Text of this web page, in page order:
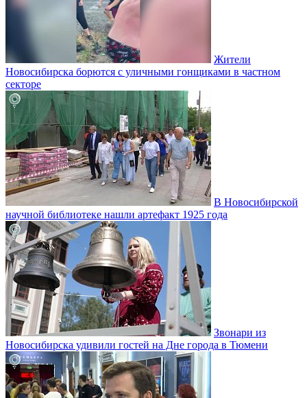
Жители
Новосибирска борются с уличными гонщиками в частном
секторе
В Новосибирской
научной библиотеке нашли артефакт 1925 года
Звонари из
Новосибирска удивили гостей на Дне города в Тюмени